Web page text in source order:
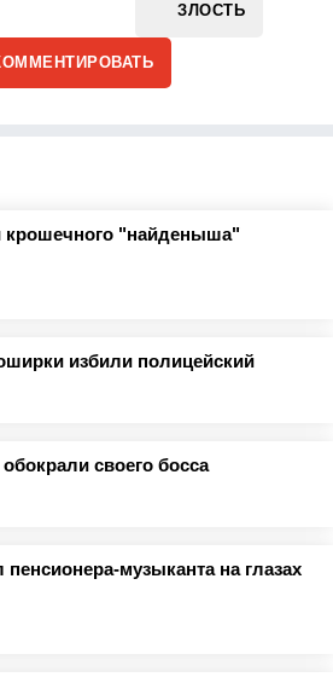
ЗЛОСТЬ
крошечного "найденыша"
избили полицейский
своего босса
пенсионера-музыканта на глазах